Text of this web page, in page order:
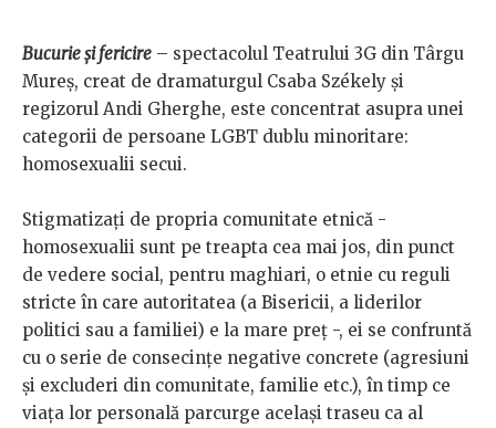
Bucurie şi fericire – spectacolul Teatrului 3G din Târgu
Mureş, creat de dramaturgul Csaba Székely şi
regizorul Andi Gherghe, este concentrat asupra unei
categorii de persoane LGBT dublu minoritare:
homosexualii secui.
Stigmatizaţi de propria comunitate etnică -
homosexualii sunt pe treapta cea mai jos, din punct
de vedere social, pentru maghiari, o etnie cu reguli
stricte în care autoritatea (a Bisericii, a liderilor
politici sau a familiei) e la mare preţ -, ei se confruntă
cu o serie de consecinţe negative concrete (agresiuni
şi excluderi din comunitate, familie etc.), în timp ce
viaţa lor personală parcurge acelaşi traseu ca al